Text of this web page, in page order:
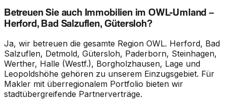
Betreuen Sie auch Immobilien im OWL-Umland –
Herford, Bad Salzuflen, Gütersloh?
Ja, wir betreuen die gesamte Region OWL. Herford, Bad
Salzuflen, Detmold, Gütersloh, Paderborn, Steinhagen,
Werther, Halle (Westf.), Borgholzhausen, Lage und
Leopoldshöhe gehören zu unserem Einzugsgebiet. Für
Makler mit überregionalem Portfolio bieten wir
stadtübergreifende Partnerverträge.